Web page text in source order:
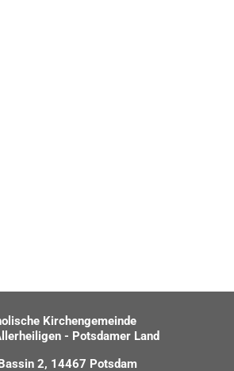
Kirchengemeinde
- Potsdamer Land
2, 14467 Potsdam